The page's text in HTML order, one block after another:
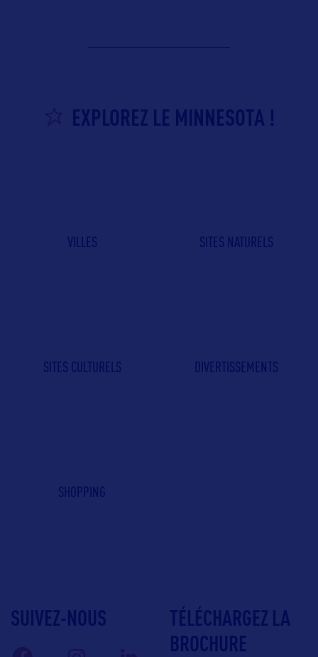
EXPLOREZ LE MINNESOTA !
VILLES SITES NATURELS
SITES CULTURELS DIVERTISSEMENTS
SHOPPING
SUIVEZ-NOUS
TÉLÉCHARGEZ LA
BROCHURE